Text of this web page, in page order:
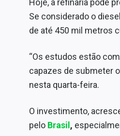
Hoje, a refinaria pode
Se considerado o
de até 450 mil metros
“Os estudos estão
capazes de submeter
nesta quarta-feira.
O investimento,
pelo Brasil,